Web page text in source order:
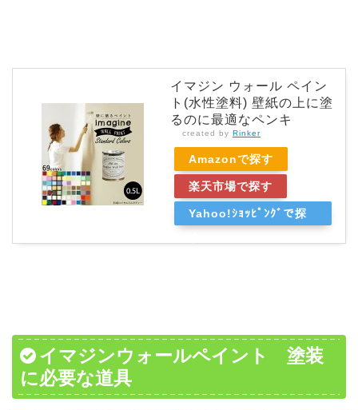
イマジン ウォール ペイン
ト(水性塗料) 壁紙の上に塗
るのに最適なペンキ
created by Rinker
Amazonで探す
楽天市場で探す
Yahoo!ｼｮｯﾋﾟﾝｸﾞで探
イマジンウォールペイント 塗装
に必要な道具